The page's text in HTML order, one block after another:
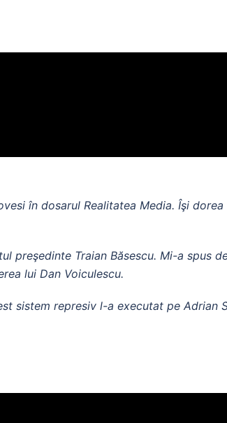
în dosarul Realitatea Media. Îşi
preşedinte Traian Băsescu. Mi-a spus
lui Dan Voiculescu.
sistem represiv l-a executat pe Adrian